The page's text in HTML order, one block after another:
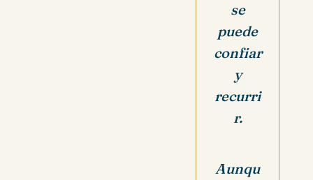
se
puede
confiar
y
recurri
r.
Aunqu